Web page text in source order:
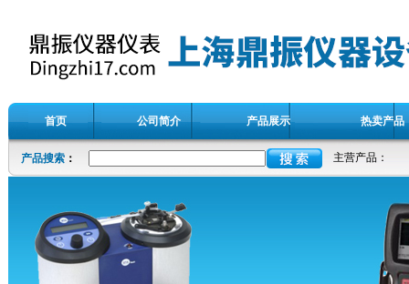
首页 公司简介 产品展示 热卖产品
产品搜索 ： 主营产品：